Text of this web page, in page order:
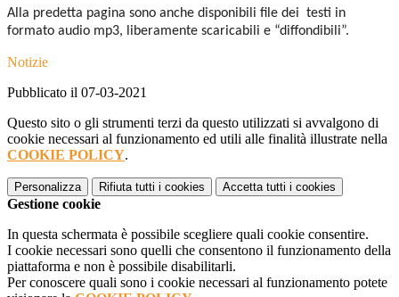
Alla predetta pagina sono anche disponibili file dei testi in
formato audio mp3, liberamente scaricabili e “diffondibili”.
Notizie
Pubblicato il 07-03-2021
Questo sito o gli strumenti terzi da questo utilizzati si avvalgono di
cookie necessari al funzionamento ed utili alle finalità illustrate nella
COOKIE POLICY.
Personalizza Rifiuta tutti i cookies Accetta tutti i cookies
Gestione cookie
In questa schermata è possibile scegliere quali cookie consentire.
I cookie necessari sono quelli che consentono il funzionamento della
piattaforma e non è possibile disabilitarli.
Per conoscere quali sono i cookie necessari al funzionamento potete